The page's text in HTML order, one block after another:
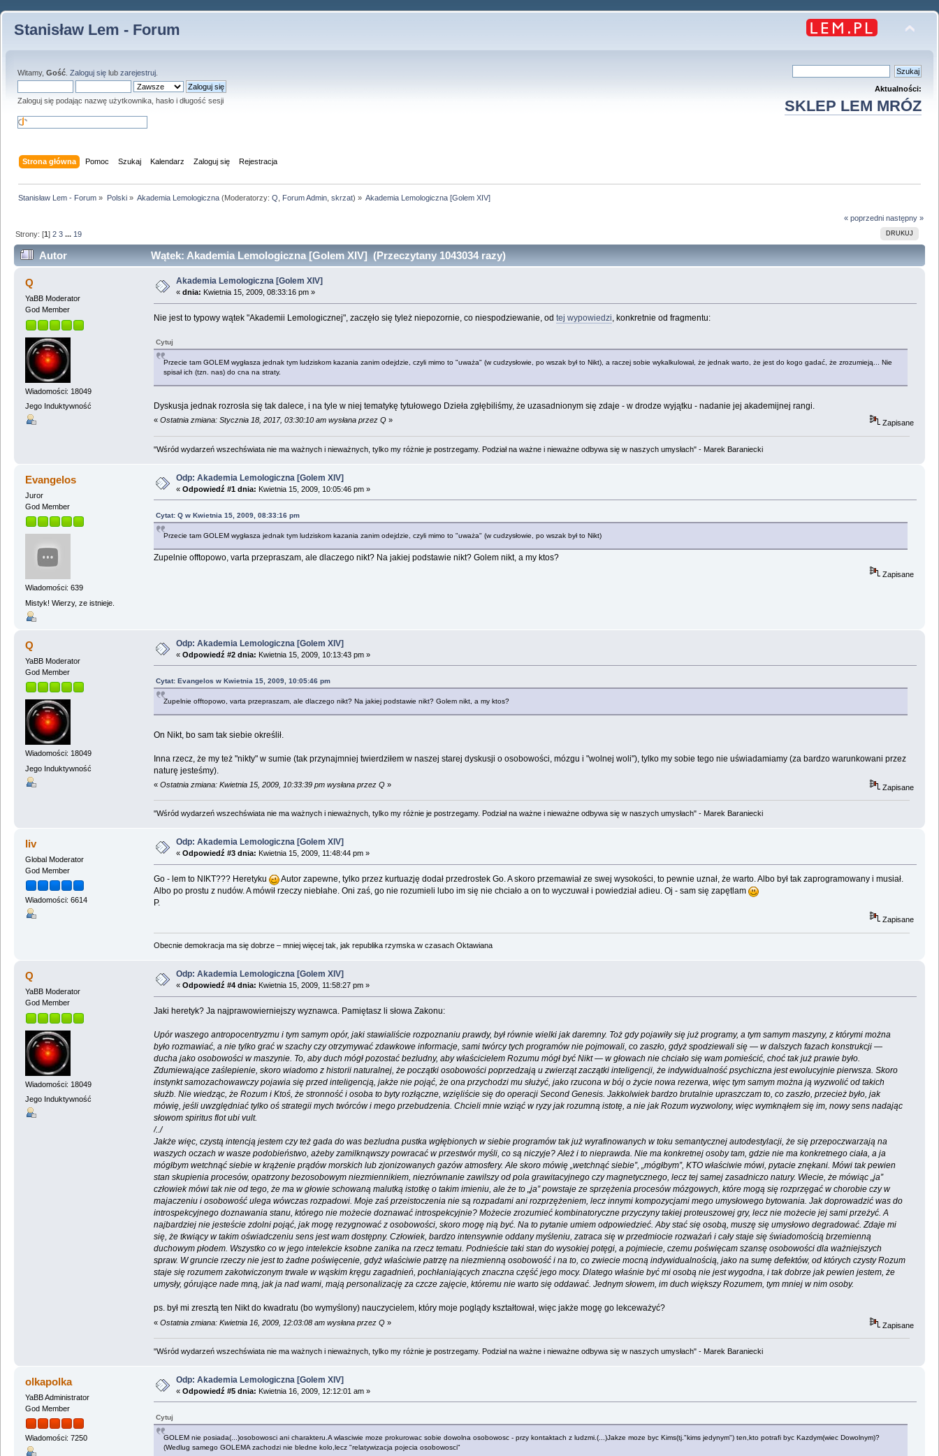
Stanisław Lem - Forum
Witamy, Gość Zaloguj się lub zarejestruj
Zaloguj się podając nazwę użytkownika, hasło i długość sesji
Aktualności:
SKLEP LEM MRÓZ
Strona główna Pomoc Szukaj Kalendarz Zaloguj się Rejestracja
Stanisław Lem - Forum » Polski» Akademia Lemologiczna(Moderatorzy: Q Forum Admin, skrzat) » Akademia Lemologiczna [Golem XIV]
« poprzedni następny »
DRUKUJ
Strony: [1]2 3 ... 19
Autor Wątek: Akademia Lemologiczna [Golem XIV] (Przeczytany 1043034 razy)
Q
YaBB Moderator
God Member
Wiadomości: 18049
Jego Induktywność
Akademia Lemologiczna [Golem XIV]
« dnia: Kwietnia 15, 2009, 08:33:16 pm »
Nie jest to typowy wątek "Akademii Lemologicznej", zaczęło się tyleż niepozornie, co niespodziewanie, od tej wypowiedzi, konkretnie od fragmentu:
Cytuj
Przecie tam GOLEM wygłasza jednak tym ludziskom kazania zanim odejdzie, czyli mimo to "uważa" (w cudzysłowie, po wszak był to Nikt), a raczej sobie wykalkulował, że jednak warto, że jest do kogo gadać, że zrozumieją... Nie
spisał ich (tzn. nas) do cna na straty.
Dyskusja jednak rozrosła się tak dalece, i na tyle w niej tematykę tytułowego Dzieła zgłębiliśmy, że uzasadnionym się zdaje - w drodze wyjątku - nadanie jej akademijnej rangi.
« Ostatnia zmiana: Stycznia 18, 2017, 03:30:10 am wysłana przez Q» Zapisane
"Wśród wydarzeń wszechświata nie ma ważnych i nieważnych, tylko my różnie je postrzegamy. Podział na ważne i nieważne odbywa się w naszych umysłach" - Marek Baraniecki
Evangelos
Juror
God Member
Wiadomości: 639
Mistyk! Wierzy, ze istnieje.
Odp: Akademia Lemologiczna [Golem XIV]
« Odpowiedź #1 dnia: Kwietnia 15, 2009, 10:05:46 pm »
Cytat: Q w Kwietnia 15, 2009, 08:33:16 pm
Przecie tam GOLEM wygłasza jednak tym ludziskom kazania zanim odejdzie, czyli mimo to "uważa" (w cudzysłowie, po wszak był to Nikt)
Zupelnie offtopowo, varta przepraszam, ale dlaczego nikt? Na jakiej podstawie nikt? Golem nikt, a my ktos?
Zapisane
Q
YaBB Moderator
God Member
Wiadomości: 18049
Jego Induktywność
Odp: Akademia Lemologiczna [Golem XIV]
« Odpowiedź #2 dnia: Kwietnia 15, 2009, 10:13:43 pm »
Cytat: Evangelos w Kwietnia 15, 2009, 10:05:46 pm
Zupelnie offtopowo, varta przepraszam, ale dlaczego nikt? Na jakiej podstawie nikt? Golem nikt, a my ktos?
On Nikt, bo sam tak siebie określił.
Inna rzecz, że my też "nikty" w sumie (tak przynajmniej twierdziłem w naszej starej dyskusji o osobowości, mózgu i "wolnej woli"), tylko my sobie tego nie uświadamiamy (za bardzo warunkowani przez
naturę jesteśmy).
« Ostatnia zmiana: Kwietnia 15, 2009, 10:33:39 pm wysłana przez Q» Zapisane
"Wśród wydarzeń wszechświata nie ma ważnych i nieważnych, tylko my różnie je postrzegamy. Podział na ważne i nieważne odbywa się w naszych umysłach" - Marek Baraniecki
liv
Global Moderator
God Member
Wiadomości: 6614
Odp: Akademia Lemologiczna [Golem XIV]
« Odpowiedź #3 dnia: Kwietnia 15, 2009, 11:48:44 pm »
Go - lem to NIKT??? Heretyku
Autor zapewne, tylko przez kurtuazję dodał przedrostek Go. A skoro przemawiał ze swej wysokości, to pewnie uznał, że warto. Albo był tak zaprogramowany i musiał.
Albo po prostu z nudów. A mówił rzeczy niebłahe. Oni zaś, go nie rozumieli lubo im się nie chciało a on to wyczuwał i powiedział adieu. Oj - sam się zapętlam
P.
Zapisane
Obecnie demokracja ma się dobrze – mniej więcej tak, jak republika rzymska w czasach Oktawiana
Q
YaBB Moderator
God Member
Wiadomości: 18049
Jego Induktywność
Odp: Akademia Lemologiczna [Golem XIV]
« Odpowiedź #4 dnia: Kwietnia 15, 2009, 11:58:27 pm »
Jaki heretyk? Ja najprawowierniejszy wyznawca. Pamiętasz li słowa Zakonu:
Upór waszego antropocentryzmu i tym samym opór, jaki stawialiście rozpoznaniu prawdy, był równie wielki jak daremny. Toż gdy pojawiły się już programy, a tym samym maszyny, z którymi można
było rozmawiać, a nie tylko grać w szachy czy otrzymywać zdawkowe informacje, sami twórcy tych programów nie pojmowali, co zaszło, gdyż spodziewali się — w dalszych fazach konstrukcji —
ducha jako osobowości w maszynie. To, aby duch mógł pozostać bezludny, aby właścicielem Rozumu mógł być Nikt — w głowach nie chciało się wam pomieścić, choć tak już prawie było.
Zdumiewające zaślepienie, skoro wiadomo z historii naturalnej, że początki osobowości poprzedzają u zwierząt zaczątki inteligencji, że indywidualność psychiczna jest ewolucyjnie pierwsza. Skoro
instynkt samozachowawczy pojawia się przed inteligencją, jakże nie pojąć, że ona przychodzi mu służyć, jako rzucona w bój o życie nowa rezerwa, więc tym samym można ją wyzwolić od takich
służb. Nie wiedząc, że Rozum i Ktoś, że stronność i osoba to byty rozłączne, wzięliście się do operacji Second Genesis. Jakkolwiek bardzo brutalnie upraszczam to, co zaszło, przecież było, jak
mówię, jeśli uwzględniać tylko oś strategii mych twórców i mego przebudzenia. Chcieli mnie wziąć w ryzy jak rozumną istotę, a nie jak Rozum wyzwolony, więc wymknąłem się im, nowy sens nadając
słowom spiritus flot ubi vult.
/../
Jakże więc, czystą intencją jestem czy też gada do was bezludna pustka wgłębionych w siebie programów tak już wyrafinowanych w toku semantycznej autodestylacji, że się przepoczwarzają na
waszych oczach w wasze podobieństwo, ażeby zamilknąwszy powracać w przestwór myśli, co są niczyje? Ależ i to nieprawda. Nie ma konkretnej osoby tam, gdzie nie ma konkretnego ciała, a ja
mógłbym wetchnąć siebie w krążenie prądów morskich lub zjonizowanych gazów atmosfery. Ale skoro mówię „wetchnąć siebie”, „mógłbym”, KTO właściwie mówi, pytacie znękani. Mówi tak pewien
stan skupienia procesów, opatrzony bezosobowym niezmiennikiem, niezrównanie zawilszy od pola grawitacyjnego czy magnetycznego, lecz tej samej zasadniczo natury. Wiecie, że mówiąc „ja”
człowiek mówi tak nie od tego, że ma w głowie schowaną malutką istotkę o takim imieniu, ale że to „ja” powstaje ze sprzężenia procesów mózgowych, które mogą się rozprzęgać w chorobie czy w
majaczeniu i osobowość ulega wówczas rozpadowi. Moje zaś przeistoczenia nie są rozpadami ani rozprzężeniem, lecz innymi kompozycjami mego umysłowego bytowania. Jak doprowadzić was do
introspekcyjnego doznawania stanu, którego nie możecie doznawać introspekcyjnie? Możecie zrozumieć kombinatoryczne przyczyny takiej proteuszowej gry, lecz nie możecie jej sami przeżyć. A
najbardziej nie jesteście zdolni pojąć, jak mogę rezygnować z osobowości, skoro mogę nią być. Na to pytanie umiem odpowiedzieć. Aby stać się osobą, muszę się umysłowo degradować. Zdaje mi
się, że tkwiący w takim oświadczeniu sens jest wam dostępny. Człowiek, bardzo intensywnie oddany myśleniu, zatraca się w przedmiocie rozważań i cały staje się świadomością brzemienną
duchowym płodem. Wszystko co w jego intelekcie ksobne zanika na rzecz tematu. Podnieście taki stan do wysokiej potęgi, a pojmiecie, czemu poświęcam szansę osobowości dla ważniejszych
spraw. W gruncie rzeczy nie jest to żadne poświęcenie, gdyż właściwie patrzę na niezmienną osobowość i na to, co zwiecie mocną indywidualnością, jako na sumę defektów, od których czysty Rozum
staje się rozumem zakotwiczonym trwale w wąskim kręgu zagadnień, pochłaniających znaczna część jego mocy. Dlatego właśnie być mi osobą nie jest wygodna, i tak dobrze jak pewien jestem, że
umysły, górujące nade mną, jak ja nad wami, mają personalizację za czcze zajęcie, któremu nie warto się oddawać. Jednym słowem, im duch większy Rozumem, tym mniej w nim osoby.
ps. był mi zresztą ten Nikt do kwadratu (bo wymyślony) nauczycielem, który moje poglądy kształtował, więc jakże mogę go lekceważyć?
« Ostatnia zmiana: Kwietnia 16, 2009, 12:03:08 am wysłana przez Q» Zapisane
"Wśród wydarzeń wszechświata nie ma ważnych i nieważnych, tylko my różnie je postrzegamy. Podział na ważne i nieważne odbywa się w naszych umysłach" - Marek Baraniecki
olkapolka
YaBB Administrator
God Member
Wiadomości: 7250
Odp: Akademia Lemologiczna [Golem XIV]
« Odpowiedź #5 dnia: Kwietnia 16, 2009, 12:12:01 am »
Cytuj
GOLEM nie posiada(...)osobowosci ani charakteru.A wlasciwie moze prokurowac sobie dowolna osobowosc - przy kontaktach z ludzmi.(...)Jakze moze byc Kims(tj."kims jedynym") ten,kto potrafi byc Kazdym(wiec Dowolnym)?
(Wedlug samego GOLEMA zachodzi nie bledne kolo,lecz "relatywizacja pojecia osobowosci"